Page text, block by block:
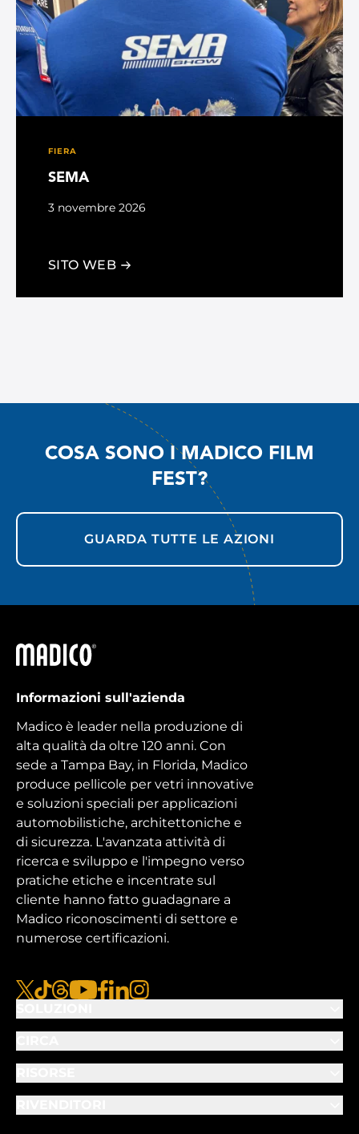
FIERA
SEMA
3 novembre 2026
SITO WEB
COSA SONO I MADICO FILM
FEST?
GUARDA TUTTE LE AZIONI
Madico
Informazioni sull'azienda
Madico è leader nella produzione di
alta qualità da oltre 120 anni. Con
sede a Tampa Bay, in Florida, Madico
produce pellicole per vetri innovative
e soluzioni speciali per applicazioni
automobilistiche, architettoniche e
di sicurezza. L'avanzata attività di
ricerca e sviluppo e l'impegno verso
pratiche etiche e incentrate sul
cliente hanno fatto guadagnare a
Madico riconoscimenti di settore e
numerose certificazioni.